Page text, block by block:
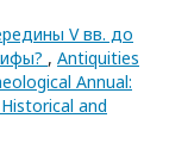
V вв. до
, Antiquities
Annual:
and